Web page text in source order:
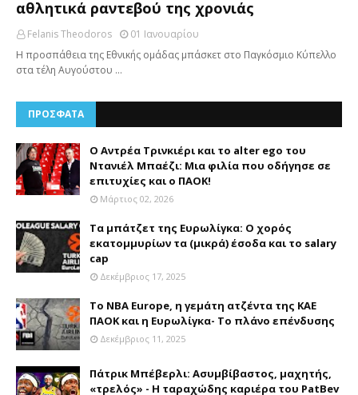
αθλητικά ραντεβού της χρονιάς
Felanis Theodoros
01 Ιανουαρίου
Η προσπάθεια της Εθνικής ομάδας μπάσκετ στο Παγκόσμιο Κύπελλο
στα τέλη Αυγούστου …
ΠΡΟΣΦΑΤΑ
Ο Αντρέα Τρινκιέρι και το alter ego του
Ντανιέλ Μπαέζι: Μια φιλία που οδήγησε σε
επιτυχίες και ο ΠΑΟΚ!
Μάρτιος 02, 2026
Τα μπάτζετ της Ευρωλίγκα: Ο χορός
εκατομμυρίων τα (μικρά) έσοδα και το salary
cap
Δεκέμβριος 17, 2025
Το NBA Europe, η γεμάτη ατζέντα της ΚΑΕ
ΠΑΟΚ και η Ευρωλίγκα- Το πλάνο επένδυσης
Δεκέμβριος 11, 2025
Πάτρικ Μπέβερλι: Ασυμβίβαστος, μαχητής,
«τρελός» - Η ταραχώδης καριέρα του PatBev